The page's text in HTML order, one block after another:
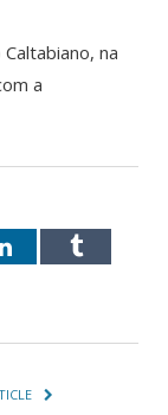
na
a
LinkedInTumblr